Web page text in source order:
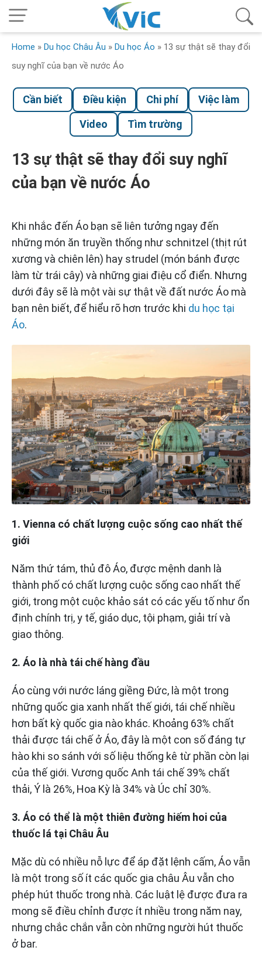
Home » Du học Châu Âu » Du học Áo » 13 sự thật sẽ thay đổi
suy nghĩ của bạn về nước Áo
Cần biết Điều kiện Chi phí
Việc làm
Video
Tìm trường
13 sự thật sẽ thay đổi suy nghĩ
của bạn về nước Áo
Khi nhắc đến Áo bạn sẽ liên tưởng ngay đến
những món ăn truyền thống như schnitzel (thịt rút
xương và chiên lên) hay strudel (món bánh được
làm từ trái cây) và những giai điệu cổ điển. Nhưng
dưới đây sẽ là một vài sự thật về đất nước Áo mà
bạn nên biết, để hiểu rõ hơn trước khi du học tại
Áo.
1. Vienna có chất lượng cuộc sống cao nhất thế
giới
Năm thứ tám, thủ đô Áo, được mệnh danh là
thành phố có chất lượng cuộc sống cao nhất thế
giới, trong một cuộc khảo sát có các yếu tố như ổn
định chính trị, y tế, giáo dục, tội phạm, giải trí và
giao thông.
2. Áo là nhà tái chế hàng đầu
Áo cùng với nước láng giềng Đức, là một trong
những quốc gia xanh nhất thế giới, tái chế nhiều
hơn bất kỳ quốc gia nào khác. Khoảng 63% chất
thải được tái chế ở Áo, đây là một con số đáng tự
hào khi so sánh với số liệu thống kê từ phần còn lại
của thế giới. Vương quốc Anh tái chế 39% chất
thải, Ý là 26%, Hoa Kỳ là 34% và Úc chỉ 30%.
3. Áo có thể là một thiên đường hiếm hoi của
thuốc lá tại Châu Âu
Mặc dù có nhiều nỗ lực để áp đặt lệnh cấm, Áo vẫn
là một trong số ít các quốc gia châu Âu vẫn cho
phép hút thuốc trong nhà. Các luật lệ được đưa ra
mong sẽ điều chỉnh được ít nhiều trong năm nay,
nhưng chắc chắn vẫn còn những người hút thuốc
ở bar.